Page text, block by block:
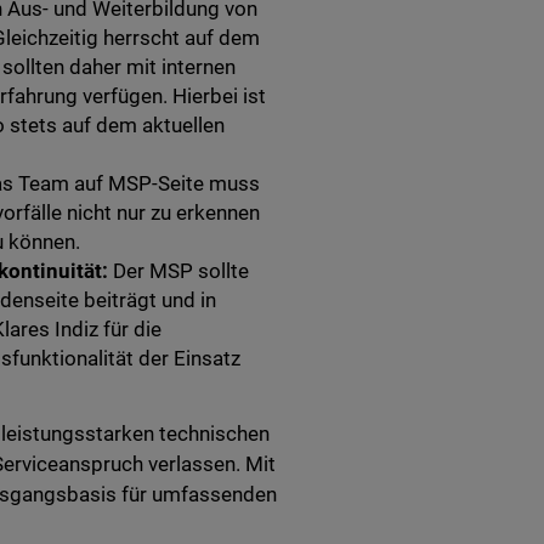
und Weiterbildung von
herrscht auf dem
daher mit internen
verfügen. Hierbei ist
stets auf dem aktuellen
Team auf MSP-Seite muss
nicht nur zu erkennen
können.
Der MSP sollte
beiträgt und in
Indiz für die
der Einsatz
technischen
verlassen. Mit
für umfassenden